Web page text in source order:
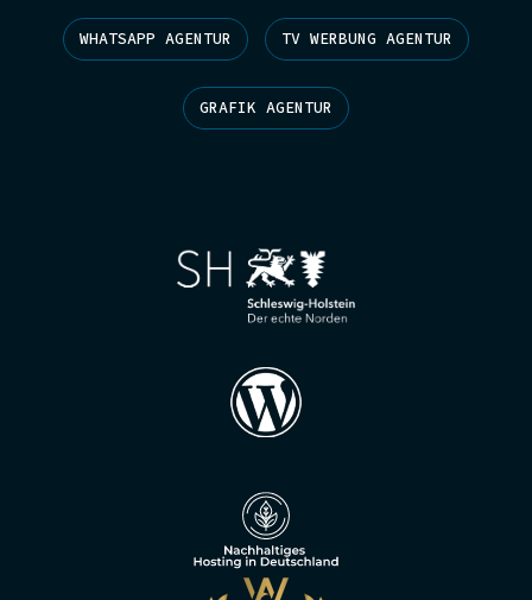
WHATSAPP AGENTUR TV WERBUNG AGENTUR
GRAFIK AGENTUR